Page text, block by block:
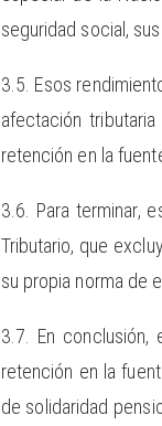
seguridad social,
3.5. Esos
afectación
retención en la
3.6. Para terminar,
Tributario, que
su propia norma de
3.7. En
retención en la
de solidaridad